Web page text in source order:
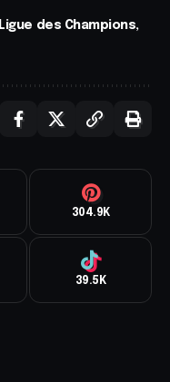
Ligue des Champions
304.9K
39.5K